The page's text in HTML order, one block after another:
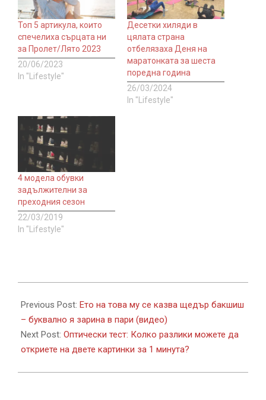
Топ 5 артикула, които
спечелиха сърцата ни
за Пролет/Лято 2023
20/06/2023
In "Lifestyle"
Десетки хиляди в
цялата страна
отбелязаха Деня на
маратонката за шеста
поредна година
26/03/2024
In "Lifestyle"
4 модела обувки
задължителни за
преходния сезон
22/03/2019
In "Lifestyle"
10-
16
Previous Post: Ето на това му се казва щедър бакшиш
– буквално я зарина в пари (видео)
Next Post: Оптически тест: Колко разлики можете да
откриете на двете картинки за 1 минута?